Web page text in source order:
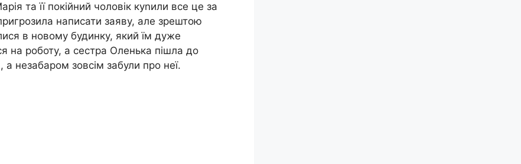
та її покійний чоловік куnили все це за
написати заяву, але зрештою
в новому будинку, який їм дуже
на роботу, а сестра Оленька пішла до
незабаром зовсім забули про неї.